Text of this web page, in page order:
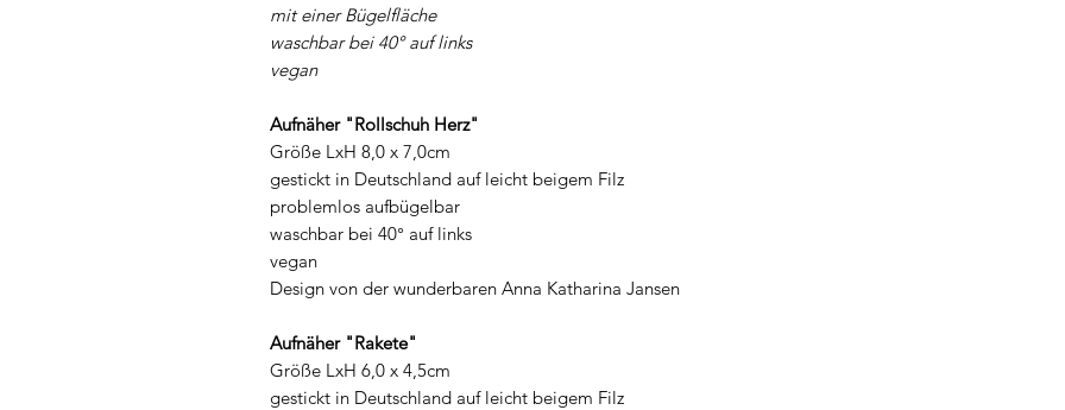
mit einer Bügelfläche
waschbar bei 40° auf links
vegan
Aufnäher "Rollschuh Herz"
Größe LxH 8,0 x 7,0cm
gestickt in Deutschland auf leicht beigem Filz
problemlos aufbügelbar
waschbar bei 40° auf links
vegan
Design von der wunderbaren Anna Katharina Jansen
Aufnäher "Rakete"
Größe LxH 6,0 x 4,5cm
gestickt in Deutschland auf leicht beigem Filz